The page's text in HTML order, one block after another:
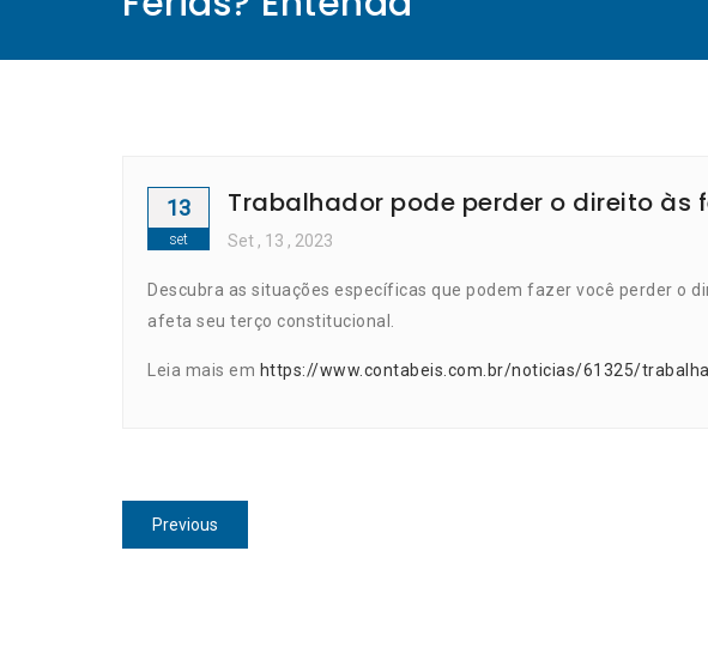
13
set
Trabalhador pode perder o direito às
Set , 13 , 2023
Descubra as situações específicas que podem fazer você perder o
afeta seu terço constitucional.
Leia mais em https://www.contabeis.com.br/noticias/61325/
Navegação
de
Previous
post: